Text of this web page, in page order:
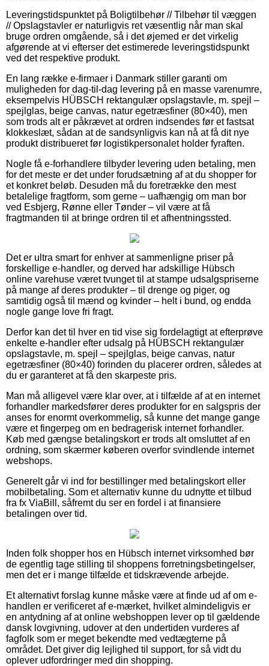
Leveringstidspunktet på Boligtilbehør // Tilbehør til væggen
// Opslagstavler er naturligvis ret væsentlig når man skal
bruge ordren omgående, så i det øjemed er det virkelig
afgørende at vi efterser det estimerede leveringstidspunkt
ved det respektive produkt.
En lang række e-firmaer i Danmark stiller garanti om
muligheden for dag-til-dag levering på en masse varenumre,
eksempelvis HÜBSCH rektangulær opslagstavle, m. spejl –
spejlglas, beige canvas, natur egetræsfiner (80×40), men
som trods alt er påkrævet at ordren indsendes før et fastsat
klokkeslæt, sådan at de sandsynligvis kan nå at få dit nye
produkt distribueret før logistikpersonalet holder fyraften.
Nogle få e-forhandlere tilbyder levering uden betaling, men
for det meste er det under forudsætning af at du shopper for
et konkret beløb. Desuden må du foretrække den mest
betalelige fragtform, som gerne – uafhængig om man bor
ved Esbjerg, Rønne eller Tønder – vil være at få
fragtmanden til at bringe ordren til et afhentningssted.
Det er ultra smart for enhver at sammenligne priser på
forskellige e-handler, og derved har adskillige Hübsch
online varehuse været tvunget til at stampe udsalgspriserne
på mange af deres produkter – til drenge og piger, og
samtidig også til mænd og kvinder – helt i bund, og endda
nogle gange love fri fragt.
Derfor kan det til hver en tid vise sig fordelagtigt at efterprøve
enkelte e-handler efter udsalg på HÜBSCH rektangulær
opslagstavle, m. spejl – spejlglas, beige canvas, natur
egetræsfiner (80×40) forinden du placerer ordren, således at
du er garanteret at få den skarpeste pris.
Man må alligevel være klar over, at i tilfælde af at en internet
forhandler markedsfører deres produkter for en salgspris der
anses for enormt overkommelig, så kunne det mange gange
være et fingerpeg om en bedragerisk internet forhandler.
Køb med gængse betalingskort er trods alt omsluttet af en
ordning, som skærmer køberen overfor svindlende internet
webshops.
Generelt går vi ind for bestillinger med betalingskort eller
mobilbetaling. Som et alternativ kunne du udnytte et tilbud
fra fx ViaBill, såfremt du ser en fordel i at finansiere
betalingen over tid.
Inden folk shopper hos en Hübsch internet virksomhed bør
de egentlig tage stilling til shoppens forretningsbetingelser,
men det er i mange tilfælde et tidskrævende arbejde.
Et alternativt forslag kunne måske være at finde ud af om e-
handlen er verificeret af e-mærket, hvilket almindeligvis er
en antydning af at online webshoppen lever op til gældende
dansk lovgivning, udover at den undertiden vurderes af
fagfolk som er meget bekendte med vedtægterne på
området. Det giver dig lejlighed til support, for så vidt du
oplever udfordringer med din shopping.